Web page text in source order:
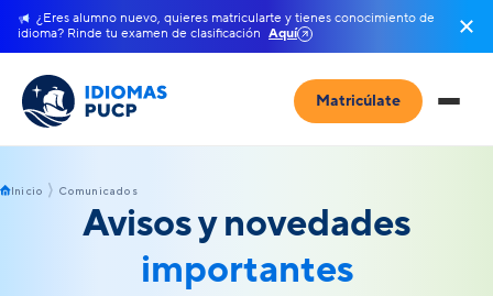
¿Eres alumno nuevo, quieres matricularte y tienes conocimiento de
idioma? Rinde tu examen de clasificación Aquí
Matricúlate
Inicio Comunicados
Avisos y novedades
importantes